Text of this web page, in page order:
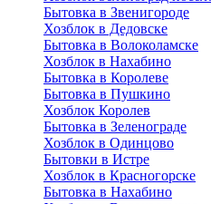
Бытовка в Звенигороде
Хозблок в Дедовске
Бытовка в Волоколамске
Хозблок в Нахабино
Бытовка в Королеве
Бытовкa в Пушкино
Хозблок Королев
Бытовка в Зеленограде
Хозблок в Одинцово
Бытовки в Истре
Хозблок в Красногорске
Бытовка в Нахабино